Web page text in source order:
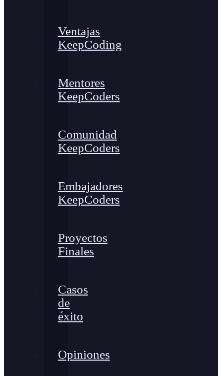
Ventajas
KeepCoding
Mentores
KeepCoders
Comunidad
KeepCoders
Embajadores
KeepCoders
Proyectos
Finales
Casos
de
éxito
Opiniones